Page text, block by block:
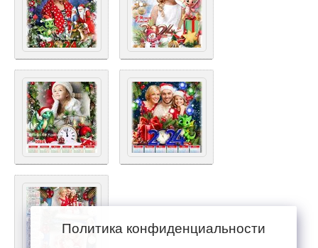
Политика конфиденциальности